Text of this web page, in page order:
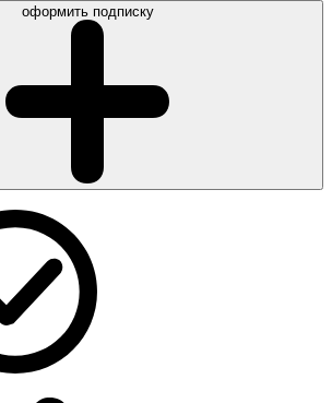
оформить подписку